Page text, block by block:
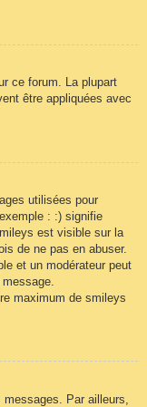
ce forum. La plupart
être appliquées avec
utilisées pour
: :) signifie
est visible sur la
de ne pas en abuser.
et un modérateur peut
maximum de smileys
Par ailleurs,